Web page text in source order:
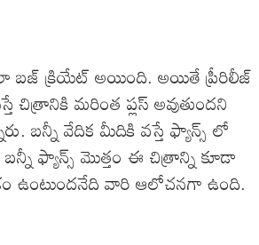
బజ్ క్రియేట్ అయింది. అయితే ప్రీరిలీజ్
చిత్రానికి మరింత ప్లస్ అవుతుందని
బన్నీ వేదిక మీదికి వస్తే ఫ్యాన్స్ లో
ఫ్యాన్స్ మొత్తం ఈ చిత్రాన్ని కూడా
ఉంటుందనేది వారి ఆలోచనగా ఉంది.